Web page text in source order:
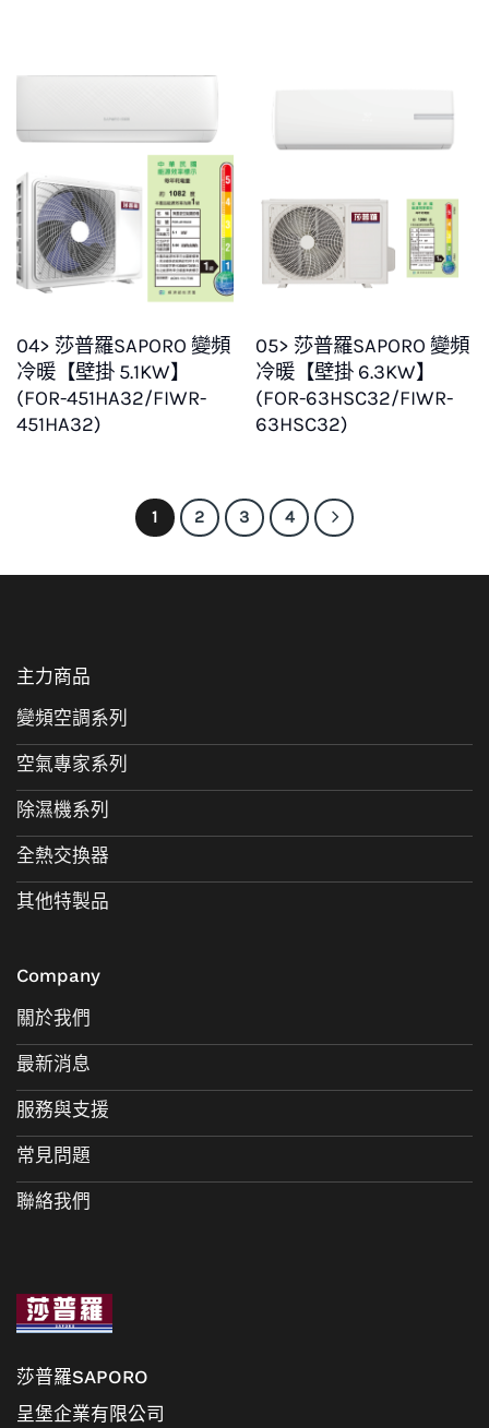
04> 莎普羅SAPORO 變頻
冷暖【壁掛 5.1KW】
(FOR-451HA32/FIWR-
451HA32)
05> 莎普羅SAPORO 變頻
冷暖【壁掛 6.3KW】
(FOR-63HSC32/FIWR-
63HSC32)
1 2 3 4
莎普羅SAPORO
呈堡企業有限公司
主力商品
變頻空調系列
空氣專家系列
除濕機系列
全熱交換器
其他特製品
Company
關於我們
最新消息
服務與支援
常見問題
聯絡我們